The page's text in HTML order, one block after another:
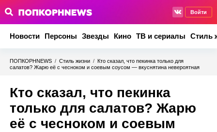
Войти
Новости Персоны Звезды Кино ТВ и сериалы Стиль
ПОПКОРНNEWS / Стиль жизни / Кто сказал, что пекинка только для
салатов? Жарю её с чесноком и соевым соусом — вкуснятина невероятная
Кто сказал, что пекинка
только для салатов? Жарю
её с чесноком и соевым